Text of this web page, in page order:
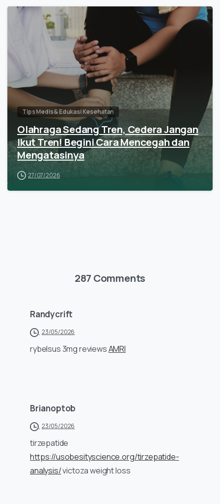
Tips Medis & Edukasi Kesehatan
Olahraga Sedang Tren, Cedera Jangan
Ikut Tren! Begini Cara Mencegah dan
Mengatasinya
27/07/2026
287 Comments
Randycrift
23/05/2026
rybelsus 3mg reviewsAMRI
Brianoptob
23/05/2026
tirzepatide
https://usobesityscience.org/tirzepatide-
analysis/victoza weight loss